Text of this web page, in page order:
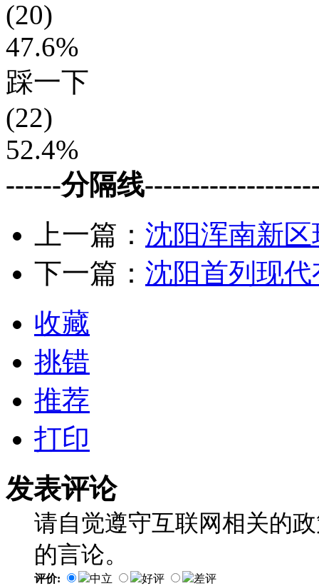
(20)
47.6%
踩一下
(22)
52.4%
------分隔线
上一篇： 沈阳浑南新
下一篇： 沈阳首列现代
收藏
挑错
推荐
打印
发表评论
请自觉遵守互联网相关的
的言论。
评价: 中立 好评 差评